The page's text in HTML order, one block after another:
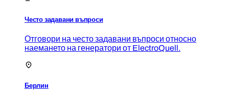
Често задавани въпроси
Отговори на често задавани въпроси относно
наемането на генератори от ElectroQuell.
Берлин